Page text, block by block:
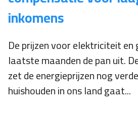
inkomens
De prijzen voor elektriciteit en
laatste maanden de pan uit.
zet de energieprijzen nog
huishouden in ons land gaat...